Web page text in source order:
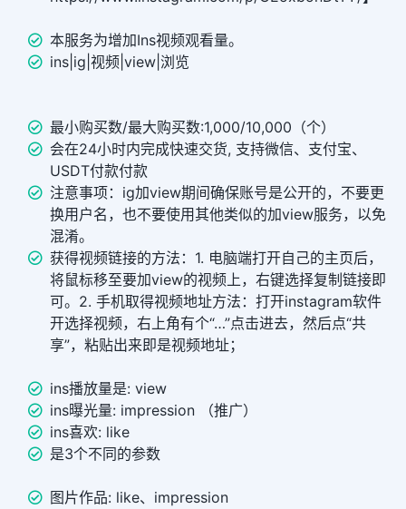
本服务为增加Ins视频观看量。
ins|ig|视频|view|浏览
最小购买数/最大购买数:1,000/10,000（个）
会在24小时内完成快速交货, 支持微信、支付宝、
USDT付款付款
注意事项：ig加view期间确保账号是公开的，不要更
换用户名，也不要使用其他类似的加view服务，以免
混淆。
获得视频链接的方法：1. 电脑端打开自己的主页后，
将鼠标移至要加view的视频上，右键选择复制链接即
可。2. 手机取得视频地址方法：打开instagram软件
开选择视频，右上角有个“…”点击进去，然后点“共
享”，粘贴出来即是视频地址；
ins播放量是: view
ins曝光量: impression （推广）
ins喜欢: like
是3个不同的参数
图片作品: like、impression